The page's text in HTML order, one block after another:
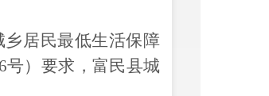
乡居民最低生活保障
6号） 要求，富民县城